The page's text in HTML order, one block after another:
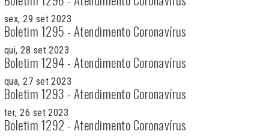
sex, 29 set 2023
Boletim 1295 - Atendimento Coronavírus
qui, 28 set 2023
Boletim 1294 - Atendimento Coronavírus
qua, 27 set 2023
Boletim 1293 - Atendimento Coronavírus
ter, 26 set 2023
Boletim 1292 - Atendimento Coronavírus